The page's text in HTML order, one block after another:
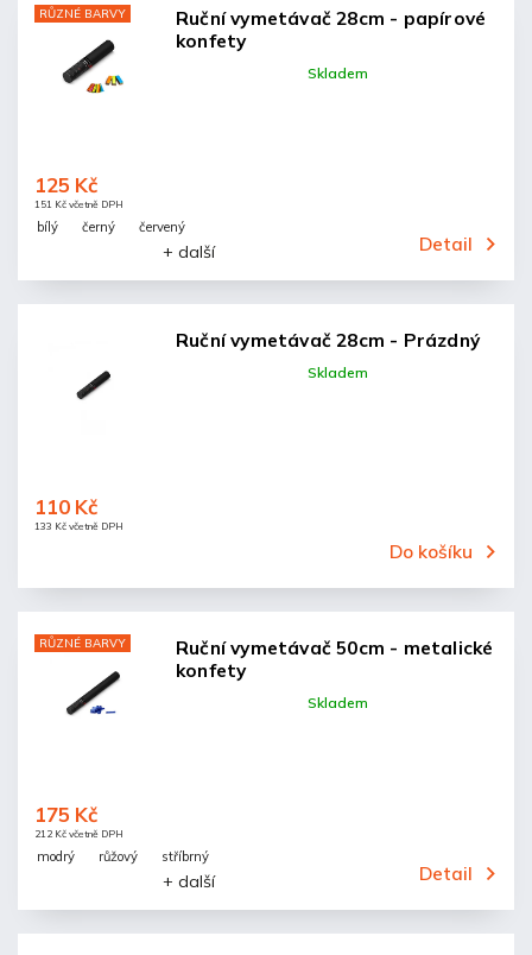
RŮZNÉ BARVY
Ruční vymetávač 28cm - papírové
konfety
Skladem
151 Kč včetně DPH
125 Kč
Detail
bílý černý červený
+ další
Ruční vymetávač 28cm - Prázdný
Skladem
133 Kč včetně DPH
110 Kč
Do košíku
RŮZNÉ BARVY
Ruční vymetávač 50cm - metalické
konfety
Skladem
212 Kč včetně DPH
175 Kč
Detail
modrý růžový stříbrný
+ další